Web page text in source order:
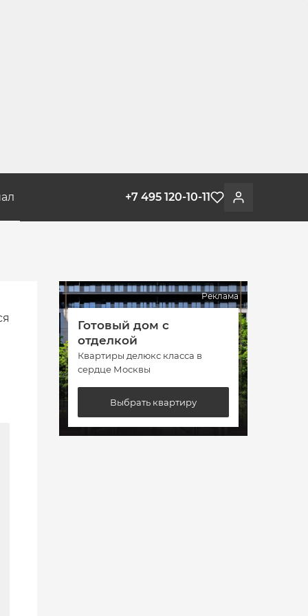
Войти
Избранное
+7 495 120-10-11
Реклама
Готовый дом с
отделкой
Квартиры делюкс класса в
сердце Москвы
Выбрать квартиру